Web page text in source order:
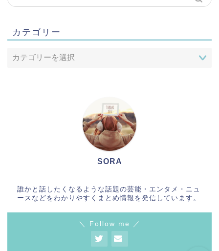
カテゴリー
SORA
誰かと話したくなるような話題の芸能・エンタメ・ニュ
ースなどをわかりやすくまとめ情報を発信しています。
＼ Follow me ／
お問合せ